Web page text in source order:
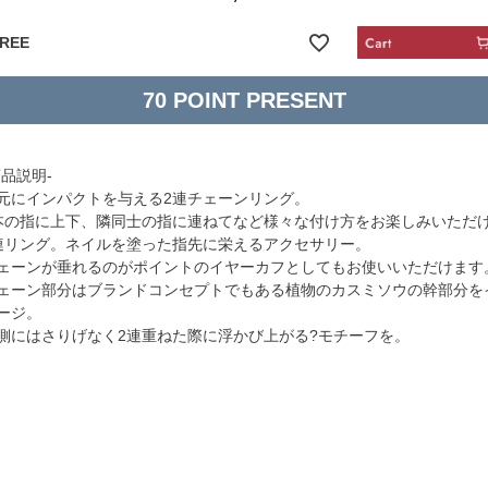
70
説明-
にインパクトを与える2連チェーンリング。
の指に上下、隣同士の指に連ねてなど様々な付け方をお楽しみいただ
リング。ネイルを塗った指先に栄えるアクセサリー。
ーンが垂れるのがポイントのイヤーカフとしてもお使いいただけます
ーン部分はブランドコンセプトでもある植物のカスミソウの幹部分を
ジ。
にはさりげなく2連重ねた際に浮かび上がる?モチーフを。